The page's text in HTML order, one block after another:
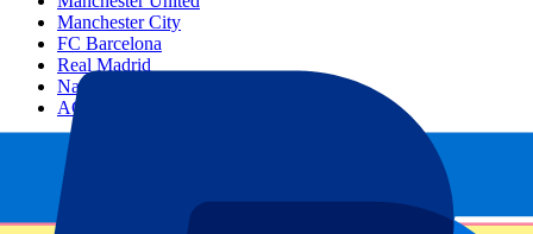
Manchester City
FC Barcelona
Real Madrid
Napoli
AC Milan
Populaire events
GP Spanje